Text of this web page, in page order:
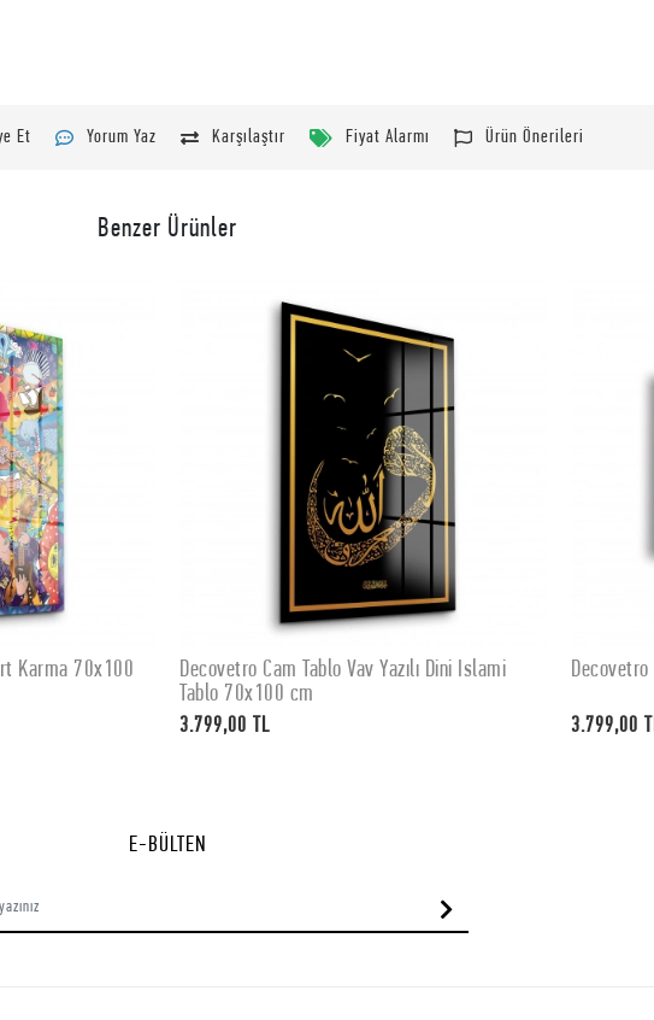
Et Yorum Yaz Karşılaştır Fiyat Alarmı Ürün Önerileri
Benzer Ürünler
Karma 70x100
SEPETE EKLE
Decovetro Cam Tablo Vav Yazılı Dini İslami
Tablo 70x100 cm
3.799,00 TL 3.799,00
E-BÜLTEN